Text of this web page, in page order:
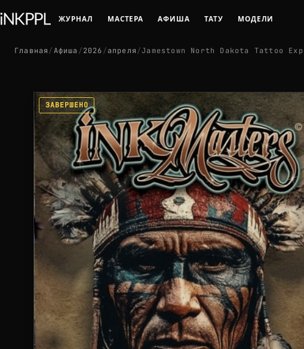
ЖУРНАЛ МАСТЕРА АФИША ТАТУ МОДЕЛИ
Главная/Афиша /2026/апреля/Jamestown North Dakota Tattoo
ЗАВЕРШЕНО